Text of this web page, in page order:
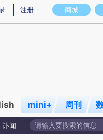
意图存在偏差。不代表财新观点和
商城
注册
mini+ 周刊
讣闻